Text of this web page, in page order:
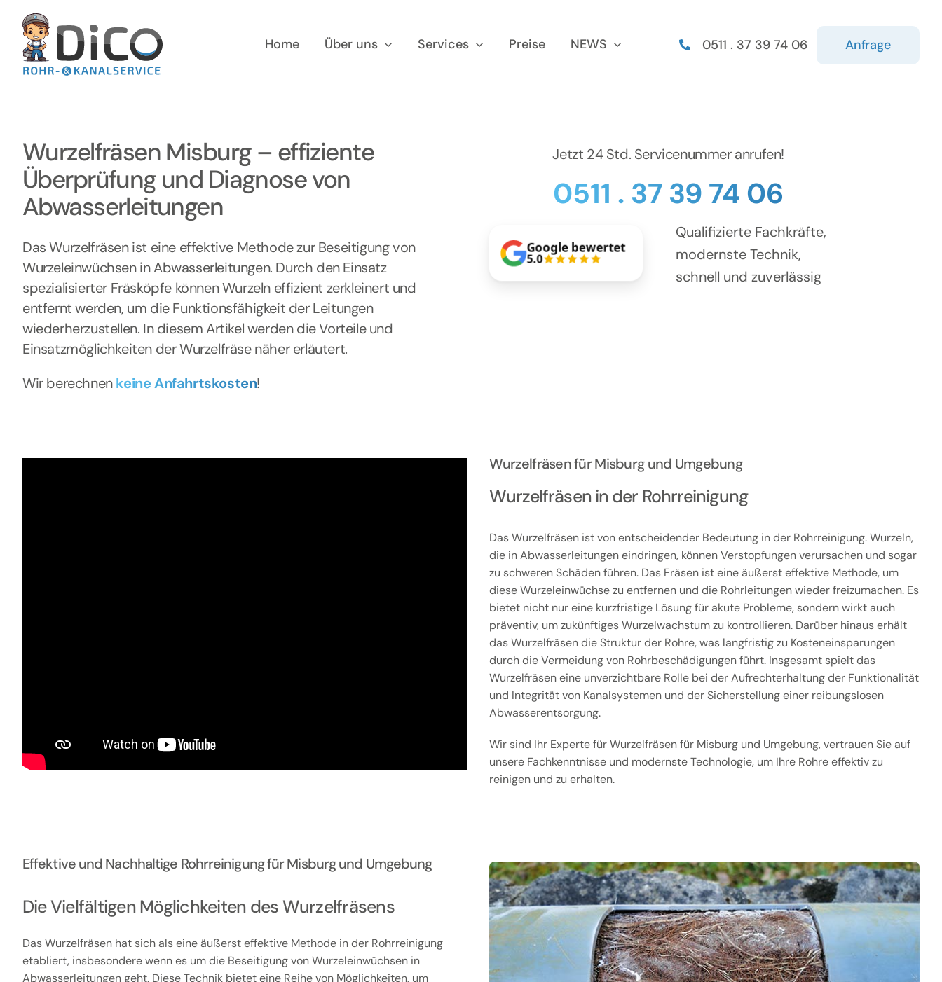
Inhalt
springen
Home Über uns Services Preise NEWS 0511 . 37 39 74 06 Anfrage
Wurzelfräsen Misburg – effiziente
Überprüfung und Diagnose von
Abwasserleitungen
Das Wurzelfräsen ist eine effektive Methode zur Beseitigung von
Wurzeleinwüchsen in Abwasserleitungen. Durch den Einsatz
spezialisierter Fräsköpfe können Wurzeln effizient zerkleinert und
entfernt werden, um die Funktionsfähigkeit der Leitungen
wiederherzustellen. In diesem Artikel werden die Vorteile und
Einsatzmöglichkeiten der Wurzelfräse näher erläutert.
Wir berechnenkeine Anfahrtskosten!
Jetzt 24 Std. Servicenummer anrufen!
0511 . 37 39 74 06
Google bewertet
5.0
Qualifizierte Fachkräfte,
modernste Technik,
schnell und zuverlässig
Wurzelfräsen für Misburg und Umgebung
Wurzelfräsen in der Rohrreinigung
Das Wurzelfräsen ist von entscheidender Bedeutung in der Rohrreinigung. Wurzeln,
die in Abwasserleitungen eindringen, können Verstopfungen verursachen und sogar
zu schweren Schäden führen. Das Fräsen ist eine äußerst effektive Methode, um
diese Wurzeleinwüchse zu entfernen und die Rohrleitungen wieder freizumachen. Es
bietet nicht nur eine kurzfristige Lösung für akute Probleme, sondern wirkt auch
präventiv, um zukünftiges Wurzelwachstum zu kontrollieren. Darüber hinaus erhält
das Wurzelfräsen die Struktur der Rohre, was langfristig zu Kosteneinsparungen
durch die Vermeidung von Rohrbeschädigungen führt. Insgesamt spielt das
Wurzelfräsen eine unverzichtbare Rolle bei der Aufrechterhaltung der Funktionalität
und Integrität von Kanalsystemen und der Sicherstellung einer reibungslosen
Abwasserentsorgung.
Wir sind Ihr Experte für Wurzelfräsen für Misburg und Umgebung, vertrauen Sie auf
unsere Fachkenntnisse und modernste Technologie, um Ihre Rohre effektiv zu
reinigen und zu erhalten.
Effektive und Nachhaltige Rohrreinigung für Misburg und Umgebung
Die Vielfältigen Möglichkeiten des Wurzelfräsens
Das Wurzelfräsen hat sich als eine äußerst effektive Methode in der Rohrreinigung
etabliert, insbesondere wenn es um die Beseitigung von Wurzeleinwüchsen in
Abwasserleitungen geht. Diese Technik bietet eine Reihe von Möglichkeiten, um